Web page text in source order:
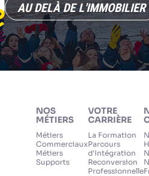
AU DELÀ DE L'IMMOBILIER
NOS
MÉTIERS
Métiers
Commerciaux
Métiers
Supports
VOTRE
CARRIÈRE
La Formation
Parcours
d'Intégration
Reconversion
Professionnelle